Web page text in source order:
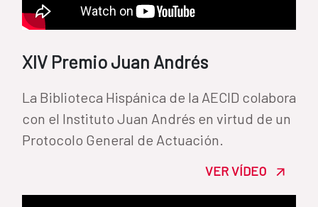
XIV Premio Juan Andrés
La Biblioteca Hispánica de la AECID colabora
con el Instituto Juan Andrés en virtud de un
Protocolo General de Actuación.
VER VÍDEO